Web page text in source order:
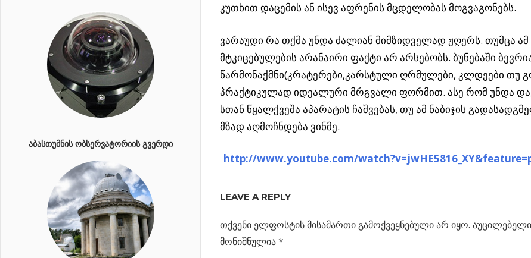
კუთხით დაცემის ან ისევ აფრენის მცდელობას მოგვაგონებს.
ვარაუდი რა თქმა უნდა ძალიან მიმზიდველად ჟღერს. თუმცა ამ
მტკიცებულების არანაირი ფაქტი არ არსებობს. ბუნებაში
წარმონაქმნი(კრატერები,კარსტული ღრმულები, კლდეები თუ
პრაქტიკულად იდეალური მრგვალი ფორმით. ასე რომ უნდა
სთან წყალქვეშა აპარატის ჩაშვებას, თუ ამ ნაბიჯის
მზად აღმოჩნდება ვინმე.
http://www.youtube.com/
ᲑᲐᲚᲢᲘᲘᲡ
ᲤᲡᲙᲔᲠᲖᲔ
LEAVE A REPLY
თქვენი ელფოსტის მისამართი გამოქვეყნებული არ იყო.
მონიშნულია*
ᲐᲑᲐᲡᲗᲣᲛᲜᲘᲡ ᲝᲑᲡᲔᲠᲕᲐᲢᲝᲠᲘᲘᲡ ᲒᲕᲔᲠᲓᲘ